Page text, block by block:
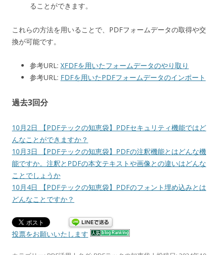
ることができます。
これらの方法を用いることで、PDFフォームデータの取得や交
換が可能です。
参考URL: XFDFを用いたフォームデータのやり取り
参考URL: FDFを用いたPDFフォームデータのインポート
過去3回分
10月2日 【PDFテックの知恵袋】PDFセキュリティ機能ではど
んなことができますか？
10月3日 【PDFテックの知恵袋】PDFの注釈機能とはどんな機
能ですか。注釈とPDFの本文テキストや画像との違いはどんな
ことでしょうか
10月4日 【PDFテックの知恵袋】PDFのフォント埋め込みとは
どんなことですか？
投票をお願いいたします